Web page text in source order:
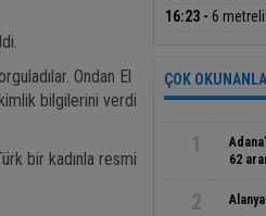
Ondan El
bilgilerini verdi
bir kadınla resmi
duygulandırdı
Turnuvası
16:23 - 6
ÇOK
1
62
2